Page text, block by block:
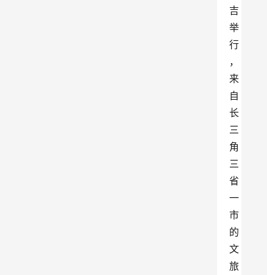
吉
举
行
，
来
自
长
三
角
三
省
一
市
的
文
旅